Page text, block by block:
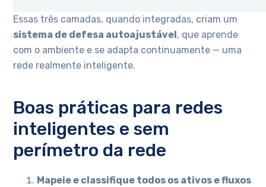
Essas três camadas, quando integradas, criam um
sistema de defesa autoajustável , que aprende
com o ambiente e se adapta continuamente — uma
rede realmente inteligente.
Boas práticas para redes
inteligentes e sem
perímetro da rede
Mapeie e classifique todos os ativos e fluxos